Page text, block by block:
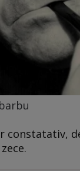
constatativ,